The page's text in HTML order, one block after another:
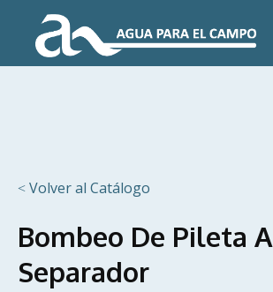
˂ Volver al Catálogo
Bombeo De Pileta A
Separador